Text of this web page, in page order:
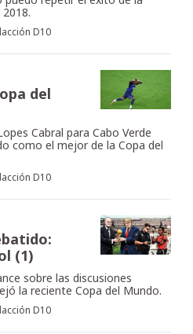
D10
del
Cabral para Cabo Verde
como el mejor de la Copa del
D10
(1)
sobre las discusiones
la reciente Copa del Mundo.
D10